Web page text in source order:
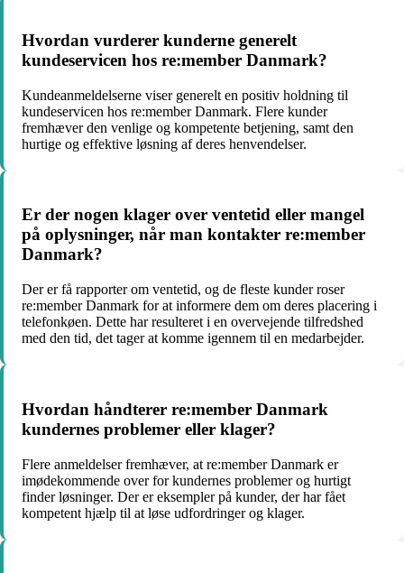
Hvordan vurderer kunderne generelt
kundeservicen hos re:member Danmark?
Kundeanmeldelserne viser generelt en positiv holdning til
kundeservicen hos re:member Danmark. Flere kunder
fremhæver den venlige og kompetente betjening, samt den
hurtige og effektive løsning af deres henvendelser.
Er der nogen klager over ventetid eller mangel
på oplysninger, når man kontakter re:member
Danmark?
Der er få rapporter om ventetid, og de fleste kunder roser
re:member Danmark for at informere dem om deres placering i
telefonkøen. Dette har resulteret i en overvejende tilfredshed
med den tid, det tager at komme igennem til en medarbejder.
Hvordan håndterer re:member Danmark
kundernes problemer eller klager?
Flere anmeldelser fremhæver, at re:member Danmark er
imødekommende over for kundernes problemer og hurtigt
finder løsninger. Der er eksempler på kunder, der har fået
kompetent hjælp til at løse udfordringer og klager.